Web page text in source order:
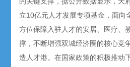
立10亿元人才发展专项基金，面向
方位保障入驻人才的安居、医疗、
撑，不断增强双城经济圈的核心竞
造人才港。在国家政策的积极推动